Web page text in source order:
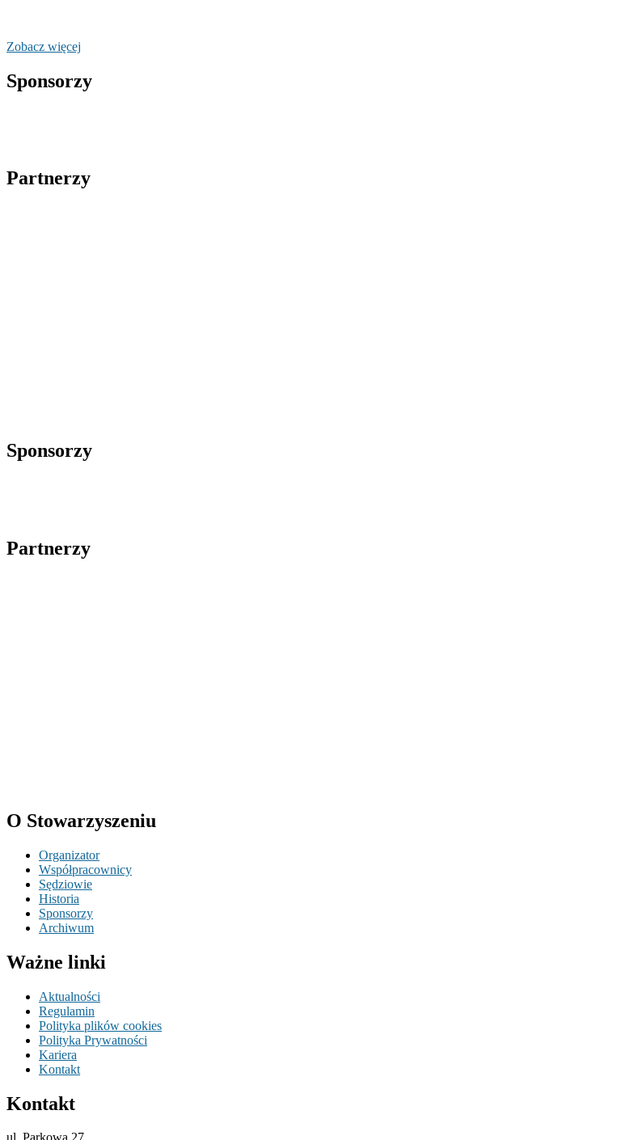
Zobacz więcej
Sponsorzy
Partnerzy
Sponsorzy
Partnerzy
O Stowarzyszeniu
Organizator
Współpracownicy
Sędziowie
Historia
Sponsorzy
Archiwum
Ważne linki
Aktualności
Regulamin
Polityka plików cookies
Polityka Prywatności
Kariera
Kontakt
Kontakt